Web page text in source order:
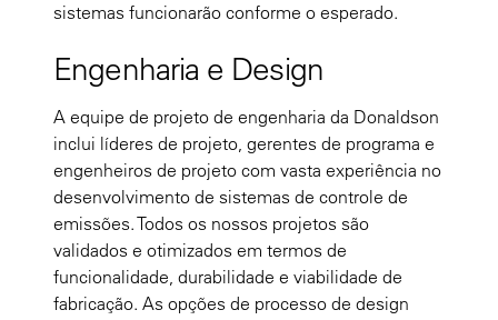
sistemas funcionarão conforme o esperado.
Engenharia e Design
A equipe de projeto de engenharia da Donaldson
inclui líderes de projeto, gerentes de programa e
engenheiros de projeto com vasta experiência no
desenvolvimento de sistemas de controle de
emissões. Todos os nossos projetos são
validados e otimizados em termos de
funcionalidade, durabilidade e viabilidade de
fabricação. As opções de processo de design